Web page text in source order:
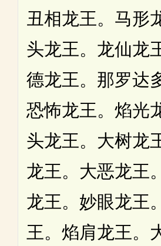
丑相龙王。马形
头龙王。龙仙龙
德龙王。那罗达
恐怖龙王。焰光
头龙王。大树龙
龙王。大恶龙王
龙王。妙眼龙王
王。焰肩龙王。